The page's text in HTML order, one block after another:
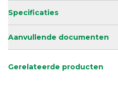
Specificaties
Aanvullende documenten
Gerelateerde producten